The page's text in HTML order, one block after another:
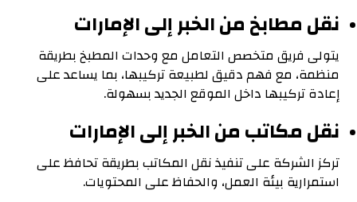
نقل مطابخ من الخبر إلى الإمارات
يتولى فريق متخصص التعامل مع وحدات المطبخ بطريقة
منظمة، مع فهم دقيق لطبيعة تركيبها، بما يساعد على
إعادة تركيبها داخل الموقع الجديد بسهولة.
نقل مكاتب من الخبر إلى الإمارات
تركز الشركة على تنفيذ نقل المكاتب بطريقة تحافظ على
استمرارية بيئة العمل، والحفاظ على المحتويات.